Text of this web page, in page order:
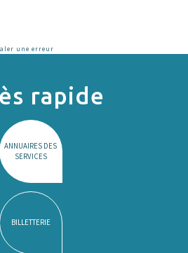
une erreur
rapide
ANNUAIRES DES
SERVICES
BILLETTERIE